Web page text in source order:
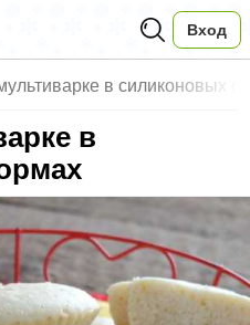
Вход
в силиконовых
в